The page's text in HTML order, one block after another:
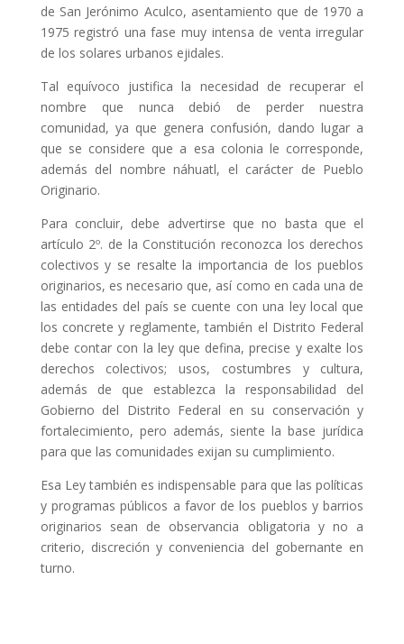
de San Jerónimo Aculco, asentamiento que de 1970 a
1975 registró una fase muy intensa de venta irregular
de los solares urbanos ejidales.
Tal equívoco justifica la necesidad de recuperar el
nombre que nunca debió de perder nuestra
comunidad, ya que genera confusión, dando lugar a
que se considere que a esa colonia le corresponde,
además del nombre náhuatl, el carácter de Pueblo
Originario.
Para concluir, debe advertirse que no basta que el
artículo 2º. de la Constitución reconozca los derechos
colectivos y se resalte la importancia de los pueblos
originarios, es necesario que, así como en cada una de
las entidades del país se cuente con una ley local que
los concrete y reglamente, también el Distrito Federal
debe contar con la ley que defina, precise y exalte los
derechos colectivos; usos, costumbres y cultura,
además de que establezca la responsabilidad del
Gobierno del Distrito Federal en su conservación y
fortalecimiento, pero además, siente la base jurídica
para que las comunidades exijan su cumplimiento.
Esa Ley también es indispensable para que las políticas
y programas públicos a favor de los pueblos y barrios
originarios sean de observancia obligatoria y no a
criterio, discreción y conveniencia del gobernante en
turno.